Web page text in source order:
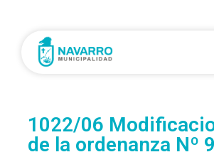
1022/06
de la ordenanza Nº